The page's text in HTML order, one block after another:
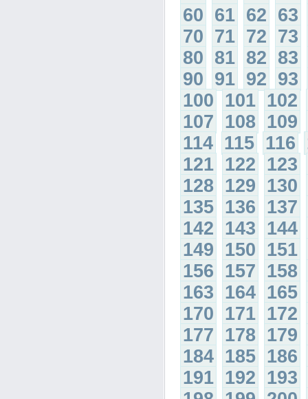
60 61 62 63
70 71 72 73
80 81 82 83
90 91 92 93
100 101 102
107 108 109
114 115 116
121 122 123
128 129 130
135 136 137
142 143 144
149 150 151
156 157 158
163 164 165
170 171 172
177 178 179
184 185 186
191 192 193